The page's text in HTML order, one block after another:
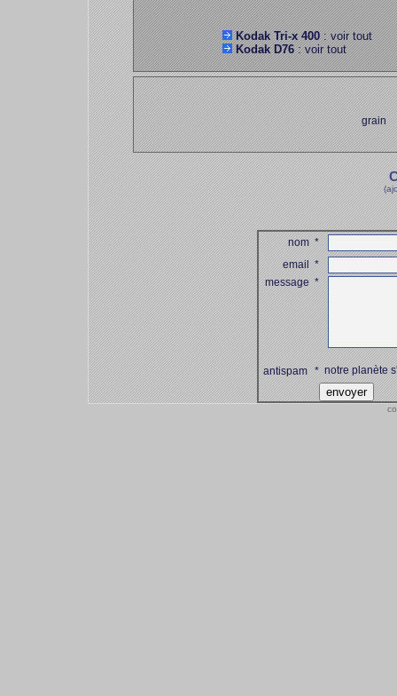
Kodak Tri-x 400: voir tout
Kodak D76: voir tout
grain
nom*
email*
message*
antispam *notre planète